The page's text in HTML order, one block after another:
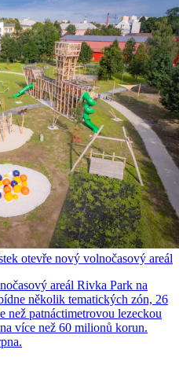
otevře nový volnočasový areál
areál Rivka Park na
několik tematických zón, 26
patnáctimetrovou lezeckou
více než 60 milionů korun.